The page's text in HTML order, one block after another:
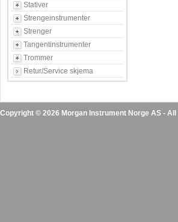
Stativer
Strengeinstrumenter
Strenger
Tangentinstrumenter
Trommer
Retur/Service skjema
Copyright © 2026 Morgan Instrument Norge AS -